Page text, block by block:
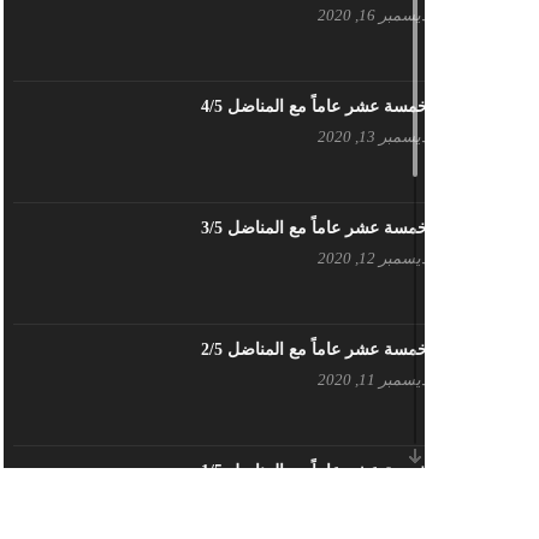
بيان حزب اليسار الديمقراطي السوري
تنويه صادر عن المكتب الإعلامي لحزب
بطاقة تهنئة – حزب اليسار الديمقراطي
أَنقِذوا اللَاجِئين السُوريين في لُبنان –
أبريل 26, 2023
ديسمبر 16, 2020
خمسة عشر عاماً مع المناضل 4/5
ديسمبر 13, 2020
خمسة عشر عاماً مع المناضل 3/5
ديسمبر 12, 2020
خمسة عشر عاماً مع المناضل 2/5
ديسمبر 11, 2020
خمسة عشر عاماً مع المناضل 1/5